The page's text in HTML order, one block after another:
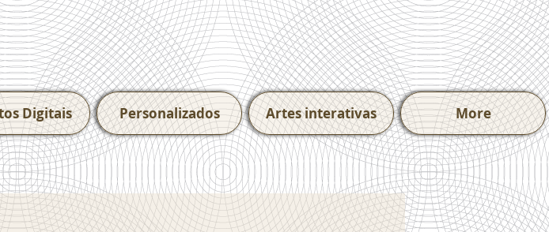
Digitais Personalizados Artes interativas More